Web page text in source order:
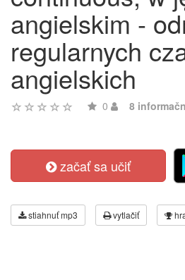
angielskim -
regularnych
angielskich
0 8
začať sa učiť
stiahnuť mp3 vytlačiť